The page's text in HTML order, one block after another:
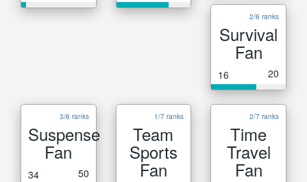
2/6 ranks
Survival
Fan
16 20
3/6 ranks
Suspense
Fan
34 50
1/7 ranks
Team
Sports
Fan
2/7 ranks
Time
Travel
Fan